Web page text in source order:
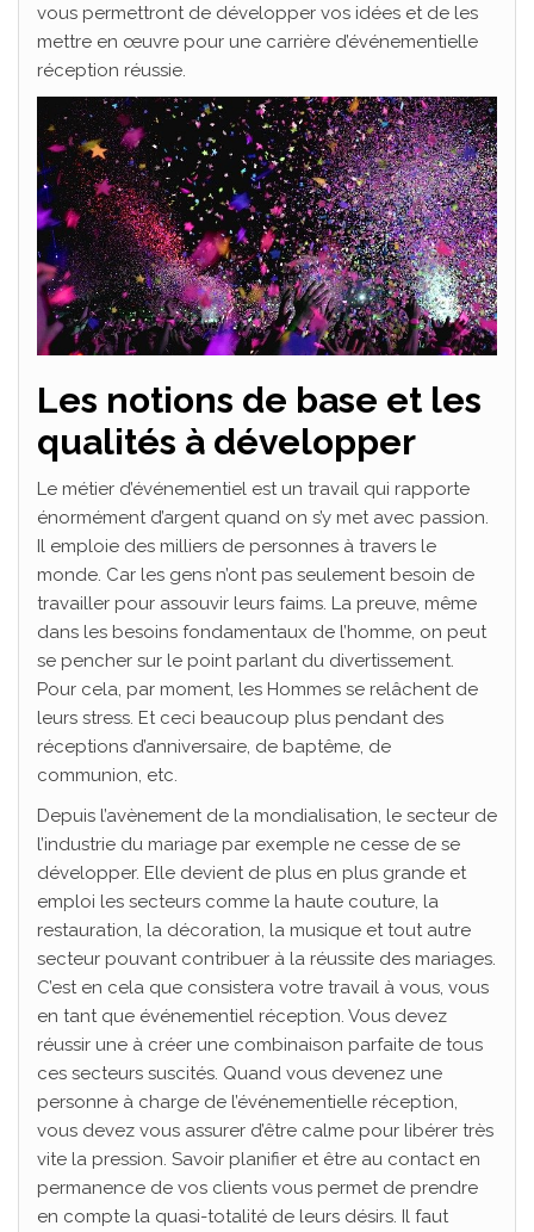
vous permettront de développer vos idées et de les
mettre en œuvre pour une carrière d’événementielle
réception réussie.
Les notions de base et les
qualités à développer
Le métier d’événementiel est un travail qui rapporte
énormément d’argent quand on s’y met avec passion.
Il emploie des milliers de personnes à travers le
monde. Car les gens n’ont pas seulement besoin de
travailler pour assouvir leurs faims. La preuve, même
dans les besoins fondamentaux de l’homme, on peut
se pencher sur le point parlant du divertissement.
Pour cela, par moment, les Hommes se relâchent de
leurs stress. Et ceci beaucoup plus pendant des
réceptions d’anniversaire, de baptême, de
communion, etc.
Depuis l’avènement de la mondialisation, le secteur de
l’industrie du mariage par exemple ne cesse de se
développer. Elle devient de plus en plus grande et
emploi les secteurs comme la haute couture, la
restauration, la décoration, la musique et tout autre
secteur pouvant contribuer à la réussite des mariages.
C’est en cela que consistera votre travail à vous, vous
en tant que événementiel réception. Vous devez
réussir une à créer une combinaison parfaite de tous
ces secteurs suscités. Quand vous devenez une
personne à charge de l’événementielle réception,
vous devez vous assurer d’être calme pour libérer très
vite la pression. Savoir planifier et être au contact en
permanence de vos clients vous permet de prendre
en compte la quasi-totalité de leurs désirs. Il faut